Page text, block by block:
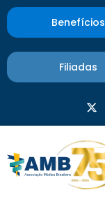
Benefícios
Filiadas